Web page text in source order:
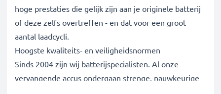
hoge prestaties die gelijk zijn aan je originele batterij
of deze zelfs overtreffen - en dat voor een groot
aantal laadcycli.
Hoogste kwaliteits- en veiligheidsnormen
Sinds 2004 zijn wij batterijspecialisten. Al onze
vervangende accus ondergaan strenge, nauwkeurige